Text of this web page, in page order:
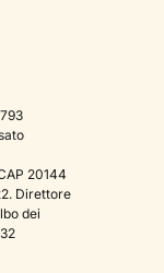
20144
Direttore
dei